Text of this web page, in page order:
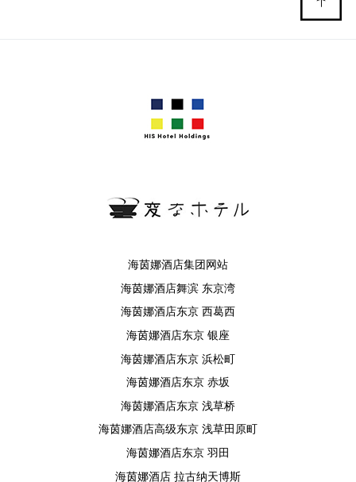
海茵娜酒店集团网站
海茵娜酒店舞滨 东京湾
海茵娜酒店东京 西葛西
海茵娜酒店东京 银座
海茵娜酒店东京 浜松町
海茵娜酒店东京 赤坂
海茵娜酒店东京 浅草桥
海茵娜酒店高级东京 浅草田原町
海茵娜酒店东京 羽田
海茵娜酒店 拉古纳天博斯